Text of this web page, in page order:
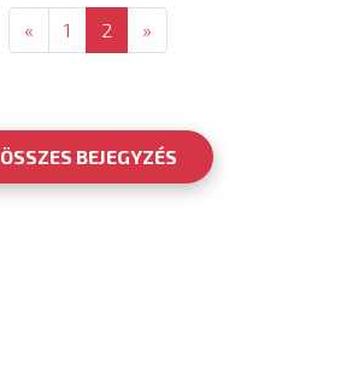
« 1 2 »
ÖSSZES BEJEGYZÉS